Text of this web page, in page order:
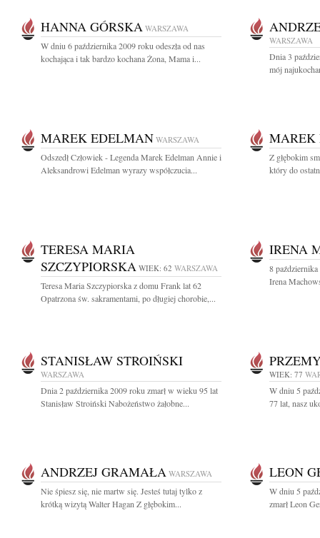
HANNA GÓRSKA WARSZAWA
W dniu 6 października 2009 roku odeszła od nas
kochająca i tak bardzo kochana Żona, Mama i...
WARSZAWA
Dnia 3
mój
MAREK EDELMAN WARSZAWA
Odszedł Człowiek - Legenda Marek Edelman Annie i
Aleksandrowi Edelman wyrazy współczucia...
MAREK
Z głębokim
który do
TERESA MARIA
SZCZYPIORSKA WIEK: 62 WARSZAWA
Teresa Maria Szczypiorska z domu Frank lat 62
Opatrzona św. sakramentami, po długiej chorobie,...
IRENA
8 października
Irena
STANISŁAW STROIŃSKI
WARSZAWA
Dnia 2 października 2009 roku zmarł w wieku 95 lat
Stanisław Stroiński Nabożeństwo żałobne...
WIEK: 77
W dniu 5
77 lat, nasz
ANDRZEJ GRAMAŁA WARSZAWA
Nie śpiesz się, nie martw się. Jesteś tutaj tylko z
krótką wizytą Walter Hagan Z głębokim...
LEON
W dniu 5
zmarł Leon